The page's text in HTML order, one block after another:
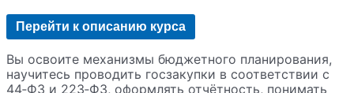
Перейти к описанию курса
Вы освоите механизмы бюджетного планирования,
научитесь проводить госзакупки в соответствии с
44‑ФЗ и 223‑ФЗ, оформлять отчётность, понимать